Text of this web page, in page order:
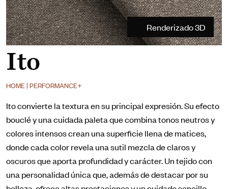
Renderizado 3D
HOME | PERFORMANCE+
Ito
Ito convierte la textura en su principal expresión. Su efecto
bouclé y una cuidada paleta que combina tonos neutros y
colores intensos crean una superficie llena de matices,
donde cada color revela una sutil mezcla de claros y
oscuros que aporta profundidad y carácter. Un tejido con
una personalidad única que, además de destacar por su